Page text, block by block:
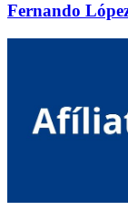
Fernando